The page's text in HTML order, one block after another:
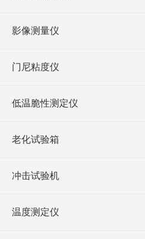
影像测量仪
门尼粘度仪
低温脆性测定仪
老化试验箱
冲击试验机
温度测定仪